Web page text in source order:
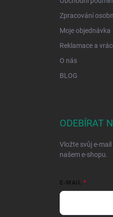
Zpracování
Moje objednávka
Reklamace a
O nás
BLOG
ODEBÍRAT
Vložte svůj e-
našem e-shopu.
E-MAIL